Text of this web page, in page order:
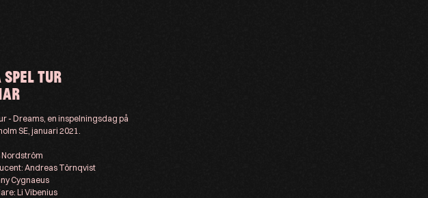
TUR
- Dreams, en inspelningsdag på
SE, januari 2021.
Nordström
Andreas Törnqvist
Cygnaeus
Li Vibenius